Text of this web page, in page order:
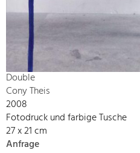
Double
Cony Theis
2008
Fotodruck und farbige Tusche
27 x 21 cm
Anfrage